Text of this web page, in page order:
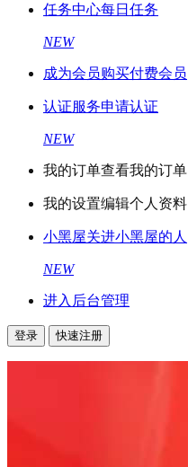
任务中心每日任务
NEW
成为会员购买付费会员
认证服务申请认证
NEW
我的订单查看我的订单
我的设置编辑个人资料
小黑屋关进小黑屋的人
NEW
进入后台管理
登录 快速注册